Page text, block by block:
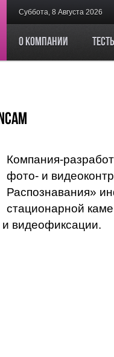
Суббота, 8 Августа 2026
О компании
Компания-
фото- и
Распознавания»
стационарной
видеофиксации.